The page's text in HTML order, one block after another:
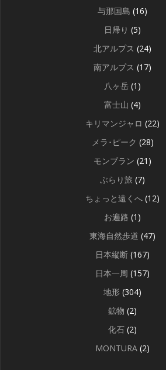
与那国島 (16)
日帰り (5)
北アルプス (24)
南アルプス (17)
八ヶ岳 (1)
富士山 (4)
キリマンジャロ (22)
メラ･ピーク (28)
モンブラン (21)
ぶらり旅 (7)
ちょっと遠くへ (12)
お遍路 (1)
東海自然歩道 (47)
日本縦断 (167)
日本一周 (157)
地形 (304)
鉱物 (2)
化石 (2)
MONTURA (2)